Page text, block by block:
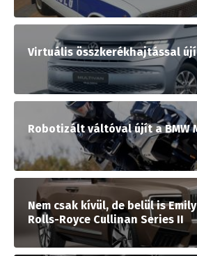
Virtuális összkerékhajtással
Robotizált váltóval újít a BMW
Nem csak kívül, de belül is
Rolls-Royce Cullinan Series II